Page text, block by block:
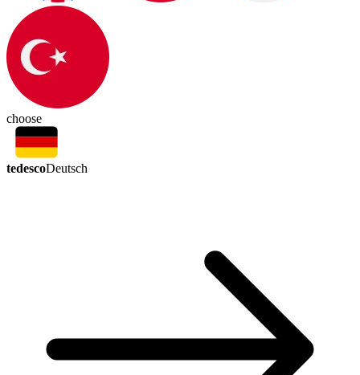
choose
tedescoDeutsch